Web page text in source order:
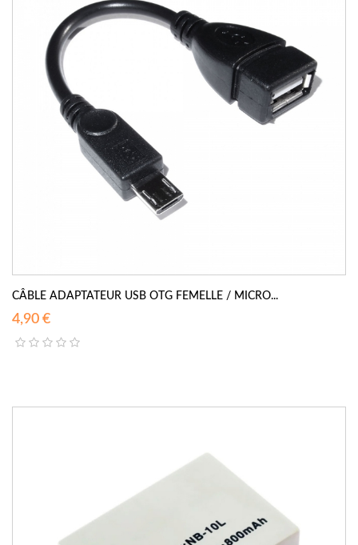
CÂBLE ADAPTATEUR USB OTG FEMELLE / MICRO...
4,90 €